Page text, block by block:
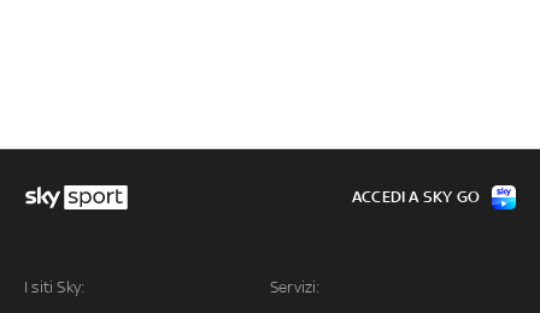
I siti Sky: Servizi:
ACCEDI A SKY GO